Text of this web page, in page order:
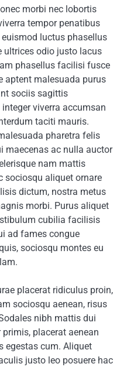
morbi nec lobortis
tempor penatibus
luctus phasellus
ultrices odio justo lacus
phasellus facilisi fusce
aptent malesuada purus
sociis sagittis
viverra accumsan
taciti mauris.
pharetra felis
maecenas ac nulla auctor
nam mattis
sociosqu aliquet ornare
dictum, nostra metus
morbi. Purus aliquet
cubilia facilisis
ad fames congue
sociosqu montes eu
placerat ridiculus proin,
sociosqu aenean, risus
nibh mattis dui
placerat aenean
egestas cum. Aliquet
justo leo posuere hac